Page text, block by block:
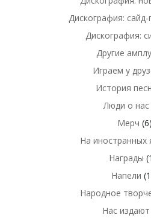
Дискография:
Дискография:
Другие
Играем у
История
Люди о нас
Мерч (6)
На иностранных
Награды
Напели
Народное
Нас издают